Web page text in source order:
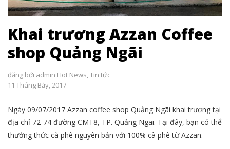
Khai trương Azzan Coffee
shop Quảng Ngãi
đăng bởi admin Hot News Tin tức
11 Tháng Bảy, 2017
Ngày 09/07/2017 Azzan coffee shop Quảng Ngãi khai trương tại
địa chỉ 72-74 đường CMT8, TP. Quảng Ngãi. Tại đây, bạn có thể
thưởng thức cà phê nguyên bản với 100% cà phê từ Azzan.